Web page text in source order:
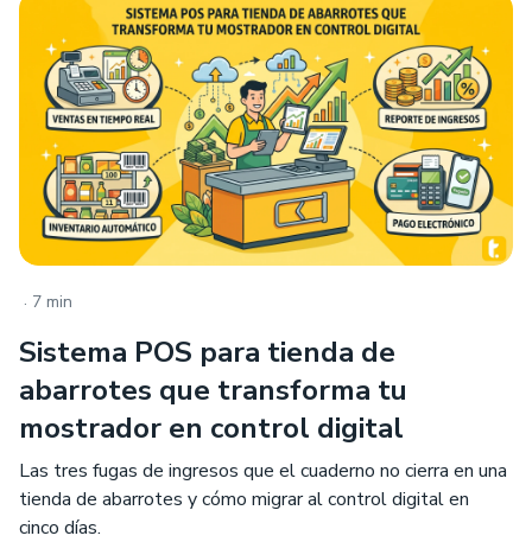
. 7 min
Sistema POS para tienda de
abarrotes que transforma tu
mostrador en control digital
Las tres fugas de ingresos que el cuaderno no cierra en una
tienda de abarrotes y cómo migrar al control digital en
cinco días.